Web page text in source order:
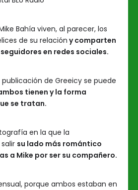
Bahía viven, al parecer, los
de su relación y comparten
en redes sociales.
de Greeicy se puede
tienen y la forma
se tratan.
en la que la
su lado más romántico
a Mike por ser su compañero.
porque ambos estaban en